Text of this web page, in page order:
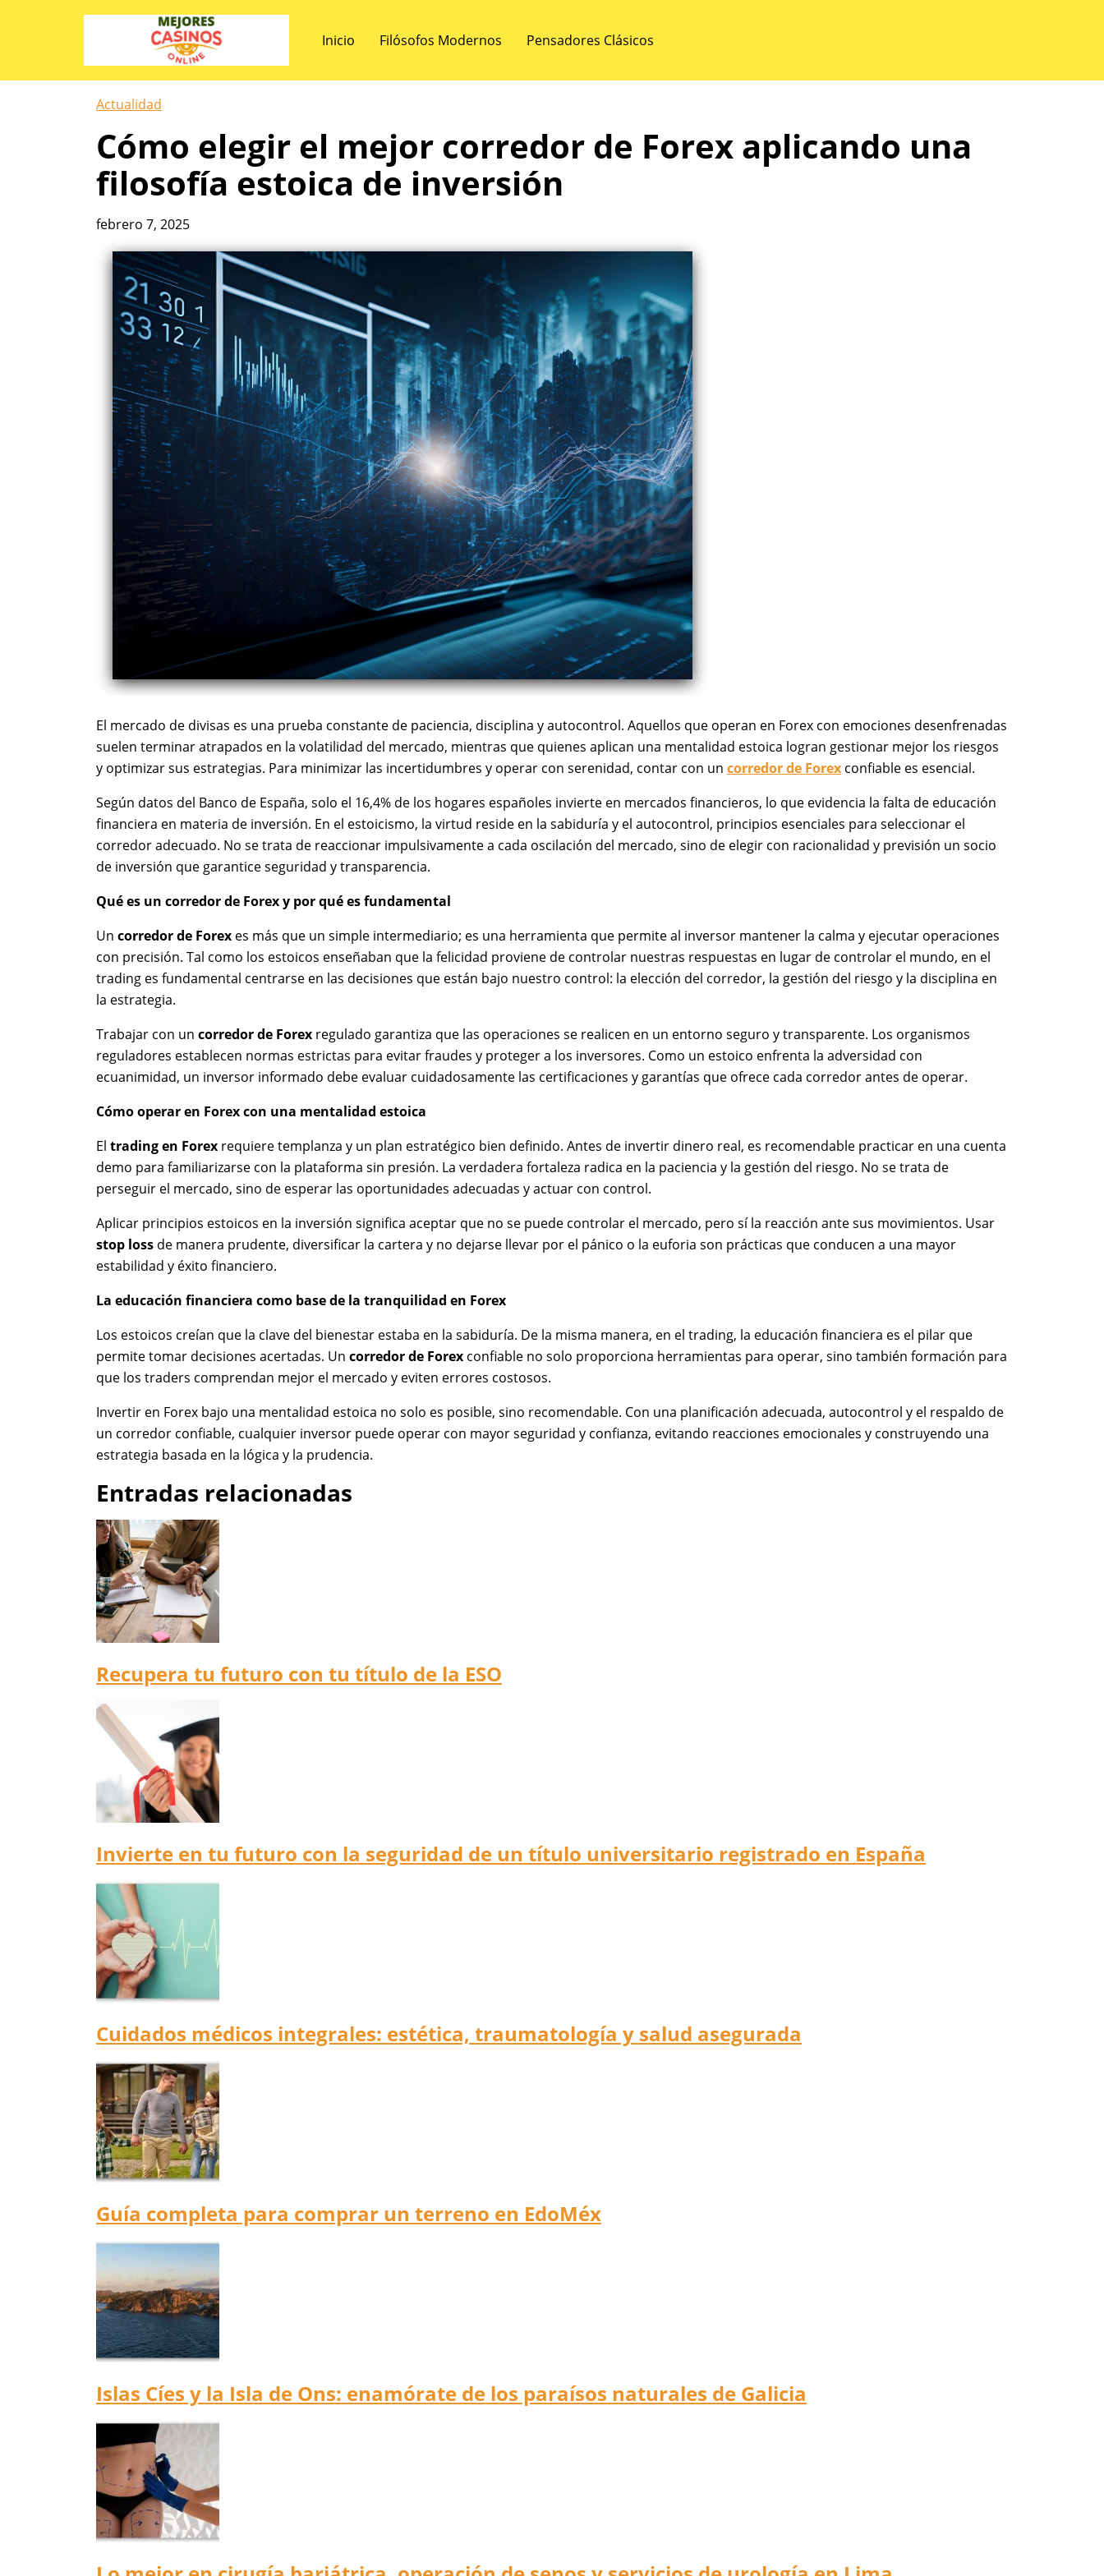
Inicio Filósofos Modernos Pensadores Clásicos
Actualidad
Cómo elegir el mejor corredor de Forex aplicando una
filosofía estoica de inversión
febrero 7, 2025
El mercado de divisas es una prueba constante de paciencia, disciplina y autocontrol. Aquellos que operan en Forex con emociones desenfrenadas
suelen terminar atrapados en la volatilidad del mercado, mientras que quienes aplican una mentalidad estoica logran gestionar mejor los riesgos
y optimizar sus estrategias. Para minimizar las incertidumbres y operar con serenidad, contar con un corredor de Forex confiable es esencial.
Según datos del Banco de España, solo el 16,4% de los hogares españoles invierte en mercados financieros, lo que evidencia la falta de educación
financiera en materia de inversión. En el estoicismo, la virtud reside en la sabiduría y el autocontrol, principios esenciales para seleccionar el
corredor adecuado. No se trata de reaccionar impulsivamente a cada oscilación del mercado, sino de elegir con racionalidad y previsión un socio
de inversión que garantice seguridad y transparencia.
Qué es un corredor de Forex y por qué es fundamental
Un corredor de Forex es más que un simple intermediario; es una herramienta que permite al inversor mantener la calma y ejecutar operaciones
con precisión. Tal como los estoicos enseñaban que la felicidad proviene de controlar nuestras respuestas en lugar de controlar el mundo, en el
trading es fundamental centrarse en las decisiones que están bajo nuestro control: la elección del corredor, la gestión del riesgo y la disciplina en
la estrategia.
Trabajar con un corredor de Forex regulado garantiza que las operaciones se realicen en un entorno seguro y transparente. Los organismos
reguladores establecen normas estrictas para evitar fraudes y proteger a los inversores. Como un estoico enfrenta la adversidad con
ecuanimidad, un inversor informado debe evaluar cuidadosamente las certificaciones y garantías que ofrece cada corredor antes de operar.
Cómo operar en Forex con una mentalidad estoica
El trading en Forex requiere templanza y un plan estratégico bien definido. Antes de invertir dinero real, es recomendable practicar en una cuenta
demo para familiarizarse con la plataforma sin presión. La verdadera fortaleza radica en la paciencia y la gestión del riesgo. No se trata de
perseguir el mercado, sino de esperar las oportunidades adecuadas y actuar con control.
Aplicar principios estoicos en la inversión significa aceptar que no se puede controlar el mercado, pero sí la reacción ante sus movimientos. Usar
stop loss de manera prudente, diversificar la cartera y no dejarse llevar por el pánico o la euforia son prácticas que conducen a una mayor
estabilidad y éxito financiero.
La educación financiera como base de la tranquilidad en Forex
Los estoicos creían que la clave del bienestar estaba en la sabiduría. De la misma manera, en el trading, la educación financiera es el pilar que
permite tomar decisiones acertadas. Un corredor de Forex confiable no solo proporciona herramientas para operar, sino también formación para
que los traders comprendan mejor el mercado y eviten errores costosos.
Invertir en Forex bajo una mentalidad estoica no solo es posible, sino recomendable. Con una planificación adecuada, autocontrol y el respaldo de
un corredor confiable, cualquier inversor puede operar con mayor seguridad y confianza, evitando reacciones emocionales y construyendo una
estrategia basada en la lógica y la prudencia.
Entradas relacionadas
Recupera tu futuro con tu título de la ESO
Invierte en tu futuro con la seguridad de un título universitario registrado en España
Cuidados médicos integrales: estética, traumatología y salud asegurada
Guía completa para comprar un terreno en EdoMéx
Islas Cíes y la Isla de Ons: enamórate de los paraísos naturales de Galicia